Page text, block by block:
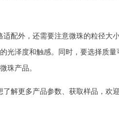
配外，还需要注意微珠的粒径大
光泽度和触感。同时，要选择质
珠产品。
解更多产品参数、获取样品，欢